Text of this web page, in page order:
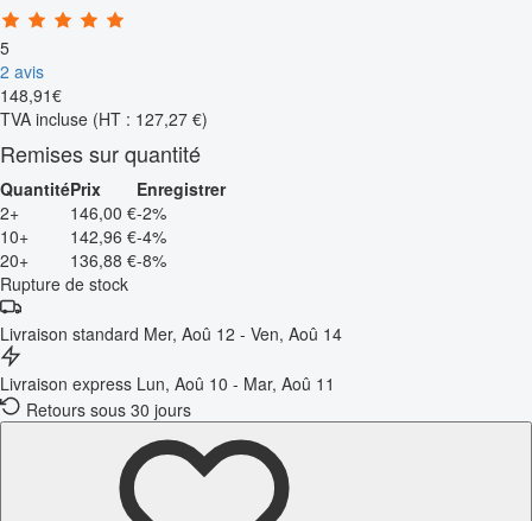
5
2 avis
148,91€
TVA incluse (HT : 127,27 €)
Remises sur quantité
QuantitéPrix
Enregistrer
2+
146,00 €-2%
10+
142,96 €-4%
20+
136,88 €-8%
Rupture de stock
Livraison standard Mer, Aoû 12 - Ven, Aoû 14
Livraison express Lun, Aoû 10 - Mar, Aoû 11
Retours sous 30 jours